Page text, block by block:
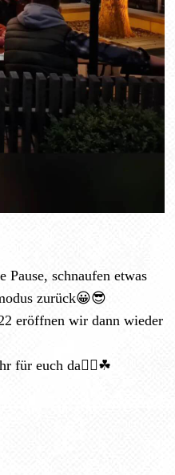
schnaufen etwas
zurück😀😎
eröffnen wir dann wieder
für euch da✌🏻☘